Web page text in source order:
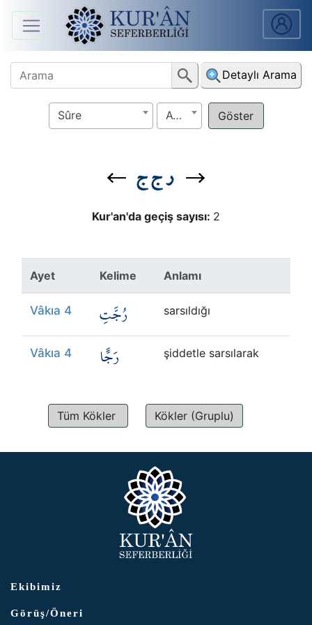
Anasayfa
Sûreler
Arapça
Kur'ân
Seferberliği
Kökler
Üyelik
Detaylı Arama
Sûre Ayet
ر ج ج
Kur'an'da geçiş sayısı: 2
Ayet Kelime Anlamı
Vâkıa 4 رُجَّتِ sarsıldığı
Vâkıa 4 رَجًّا şiddetle sarsılarak
Tüm Kökler Kökler (Gruplu)
Ekibimiz
Görüş/Öneri